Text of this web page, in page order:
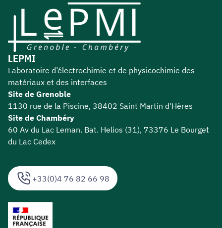
+33(0)4 76 82 66 98
LEPMI
Laboratoire d’électrochimie et de physicochimie des
matériaux et des interfaces
Site de Grenoble
1130 rue de la Piscine, 38402 Saint Martin d'Hères
Site de Chambéry
60 Av du Lac Leman. Bat. Helios (31), 73376 Le Bourget
du Lac Cedex